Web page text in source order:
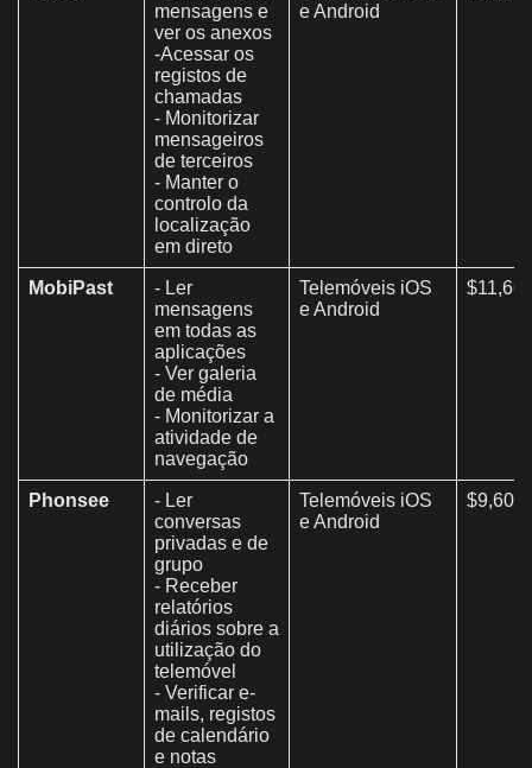
mensagens e
ver os anexos
-Acessar os
registos de
chamadas
- Monitorizar
mensageiros
de terceiros
- Manter o
controlo da
localização
em direto
e Android
MobiPast
- Ler
mensagens
em todas as
aplicações
- Ver galeria
de média
- Monitorizar a
atividade de
navegação
Telemóveis iOS
e Android
Phonsee
- Ler
conversas
privadas e de
grupo
- Receber
relatórios
diários sobre a
utilização do
telemóvel
- Verificar e-
mails, registos
de calendário
e notas
Telemóveis iOS
e Android
$9,60/